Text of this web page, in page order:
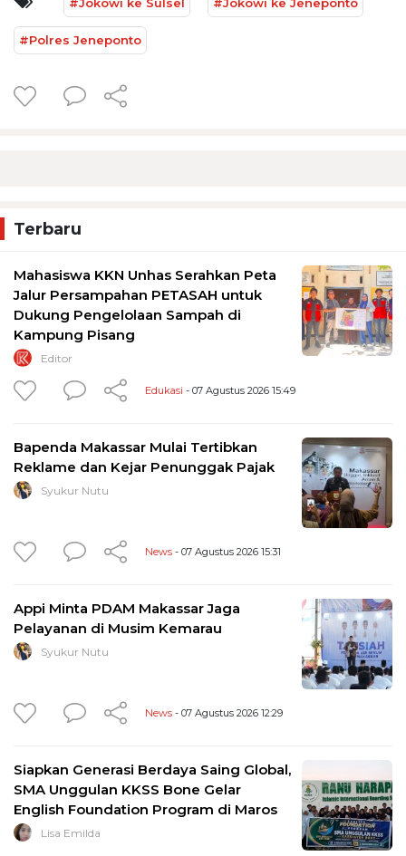
#Polres Jeneponto
Terbaru
Mahasiswa KKN Unhas Serahkan Peta
Jalur Persampahan PETASAH untuk
Dukung Pengelolaan Sampah di
Kampung Pisang
Editor
Edukasi - 07 Agustus 2026 15:49
Bapenda Makassar Mulai Tertibkan
Reklame dan Kejar Penunggak Pajak
Syukur Nutu
News - 07 Agustus 2026 15:31
Appi Minta PDAM Makassar Jaga
Pelayanan di Musim Kemarau
Syukur Nutu
News - 07 Agustus 2026 12:29
Siapkan Generasi Berdaya Saing Global,
SMA Unggulan KKSS Bone Gelar
English Foundation Program di Maros
Lisa Emilda